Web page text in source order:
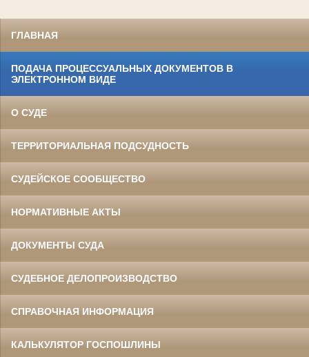
ГЛАВНАЯ
ПОДАЧА ПРОЦЕССУАЛЬНЫХ ДОКУМЕНТОВ В
ЭЛЕКТРОННОМ ВИДЕ
О СУДЕ
ТЕРРИТОРИАЛЬНАЯ ПОДСУДНОСТЬ
СУДЕЙСКОЕ СООБЩЕСТВО
НОРМАТИВНЫЕ АКТЫ
ДОКУМЕНТЫ СУДА
СУДЕБНОЕ ДЕЛОПРОИЗВОДСТВО
СПРАВОЧНАЯ ИНФОРМАЦИЯ
КАЛЬКУЛЯТОР ГОСПОШЛИНЫ